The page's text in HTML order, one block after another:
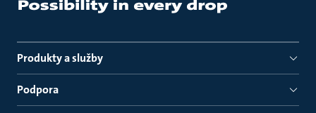
Produkty a služby
Podpora